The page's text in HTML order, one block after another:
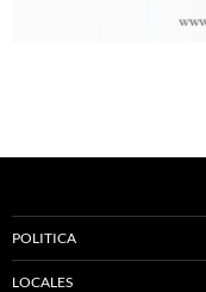
POLITICA
LOCALES